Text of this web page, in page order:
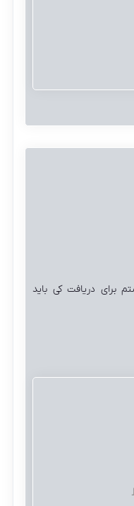
برای دریافت کی باید